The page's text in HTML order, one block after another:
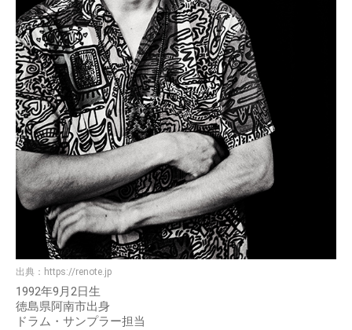
出典： https://renote.jp
1992年9月2日生
徳島県阿南市出身
ドラム・サンプラー担当